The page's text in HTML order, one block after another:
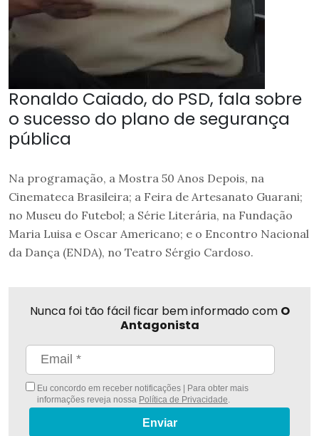
Ronaldo Caiado, do PSD, fala sobre
o sucesso do plano de segurança
pública
Na programação, a Mostra 50 Anos Depois, na
Cinemateca Brasileira; a Feira de Artesanato Guarani;
no Museu do Futebol; a Série Literária, na Fundação
Maria Luisa e Oscar Americano; e o Encontro Nacional
da Dança (ENDA), no Teatro Sérgio Cardoso.
Nunca foi tão fácil ficar bem informado com O
Antagonista
Eu concordo em receber notificações | Para obter mais
informações reveja nossa Política de Privacidade
Enviar